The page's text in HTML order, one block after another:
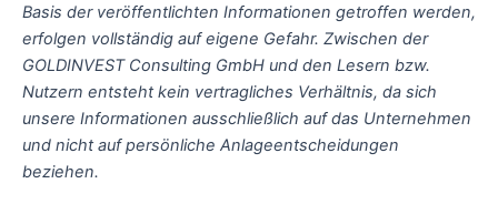
Basis der veröffentlichten Informationen getroffen werden,
erfolgen vollständig auf eigene Gefahr. Zwischen der
GOLDINVEST Consulting GmbH und den Lesern bzw.
Nutzern entsteht kein vertragliches Verhältnis, da sich
unsere Informationen ausschließlich auf das Unternehmen
und nicht auf persönliche Anlageentscheidungen
beziehen.